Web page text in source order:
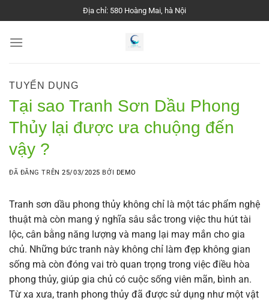
đến
nội
Địa chỉ: 580 Hoàng Mai, hà Nội
TUYỂN DỤNG
Tại sao Tranh Sơn Dầu Phong
Thủy lại được ưa chuộng đến
vậy ?
ĐÃ ĐĂNG TRÊN25/03/2025 BỞI DEMO
Tranh sơn dầu phong thủy không chỉ là một tác phẩm nghệ
thuật mà còn mang ý nghĩa sâu sắc trong việc thu hút tài
lộc, cân bằng năng lượng và mang lại may mắn cho gia
chủ. Những bức tranh này không chỉ làm đẹp không gian
sống mà còn đóng vai trò quan trọng trong việc điều hòa
phong thủy, giúp gia chủ có cuộc sống viên mãn, bình an.
Từ xa xưa, tranh phong thủy đã được sử dụng như một vật